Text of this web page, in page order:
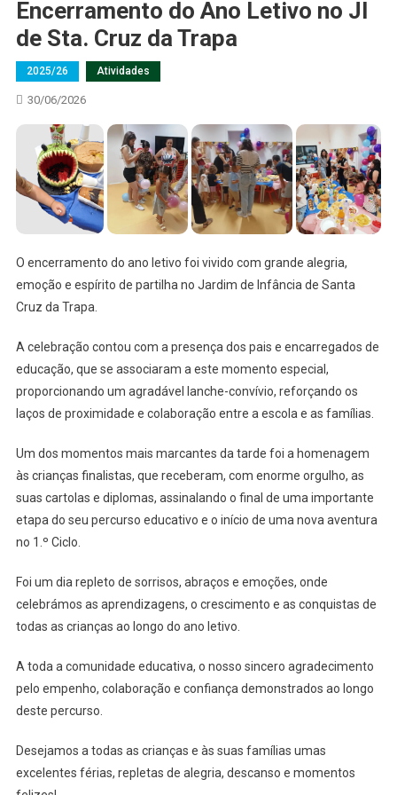
Encerramento do Ano Letivo no JI
de Sta. Cruz da Trapa
2025/26 Atividades
30/06/2026
O encerramento do ano letivo foi vivido com grande alegria,
emoção e espírito de partilha no Jardim de Infância de Santa
Cruz da Trapa.
A celebração contou com a presença dos pais e encarregados de
educação, que se associaram a este momento especial,
proporcionando um agradável lanche-convívio, reforçando os
laços de proximidade e colaboração entre a escola e as famílias.
Um dos momentos mais marcantes da tarde foi a homenagem
às crianças finalistas, que receberam, com enorme orgulho, as
suas cartolas e diplomas, assinalando o final de uma importante
etapa do seu percurso educativo e o início de uma nova aventura
no 1.º Ciclo.
Foi um dia repleto de sorrisos, abraços e emoções, onde
celebrámos as aprendizagens, o crescimento e as conquistas de
todas as crianças ao longo do ano letivo.
A toda a comunidade educativa, o nosso sincero agradecimento
pelo empenho, colaboração e confiança demonstrados ao longo
deste percurso.
Desejamos a todas as crianças e às suas famílias umas
excelentes férias, repletas de alegria, descanso e momentos